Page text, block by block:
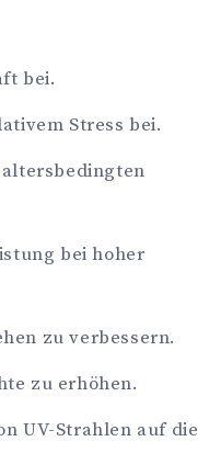
bei.
Stress bei.
bei hoher
zu verbessern.
zu erhöhen.
UV-Strahlen auf die